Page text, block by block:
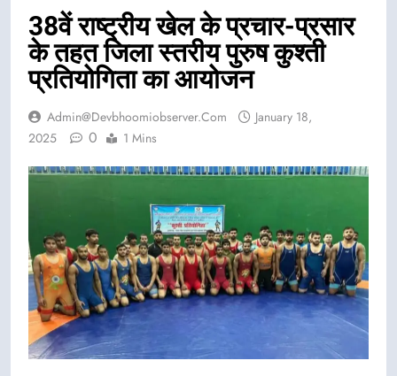
38वें राष्ट्रीय खेल के प्रचार-प्रसार
के तहत जिला स्तरीय पुरुष कुश्ती
प्रतियोगिता का आयोजन
Admin@devbhoomiobserver.com
January 18,
2025
0 1 Mins